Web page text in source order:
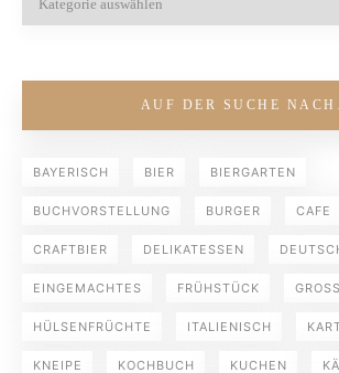
AUF DER SUCHE
BAYERISCH BIER BIERGARTEN
BUCHVORSTELLUNG BURGER CAFE
CRAFTBIER DELIKATESSEN
EINGEMACHTES FRÜHSTÜCK
HÜLSENFRÜCHTE ITALIENISCH
KNEIPE KOCHBUCH KUCHEN